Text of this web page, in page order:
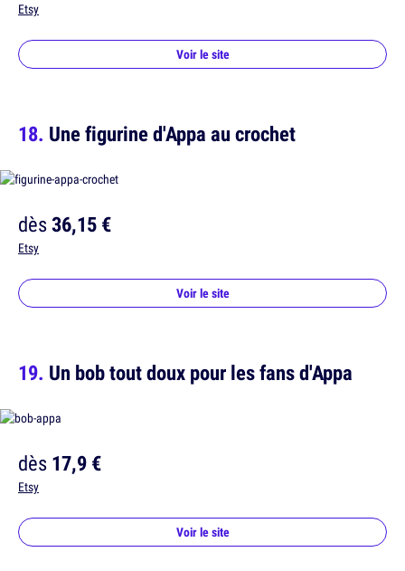
Etsy
Voir le site
Une figurine d'Appa au crochet
dès36,15 €
Etsy
Voir le site
Un bob tout doux pour les fans d'Appa
dès17,9 €
Etsy
Voir le site